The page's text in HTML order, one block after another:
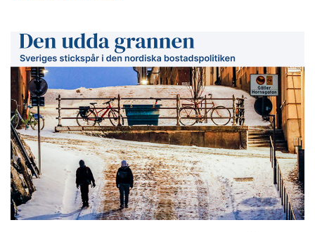
grannen
Sveriges
stickspår
den
nordiska
bostadspolitiken